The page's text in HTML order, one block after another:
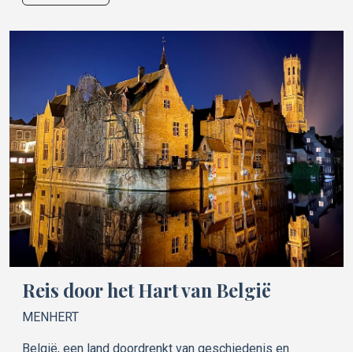
Reis door het Hart van België
MENHERT
België, een land doordrenkt van geschiedenis en